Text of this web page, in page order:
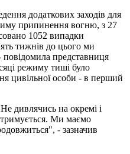
додаткових заходів для
припинення вогню, з 27
1052 випадки
тижнів до цього ми
представниця
режиму тиші було
цивільної особи - в перший
дивлячись на окремі і
Ми маємо
- зазначив